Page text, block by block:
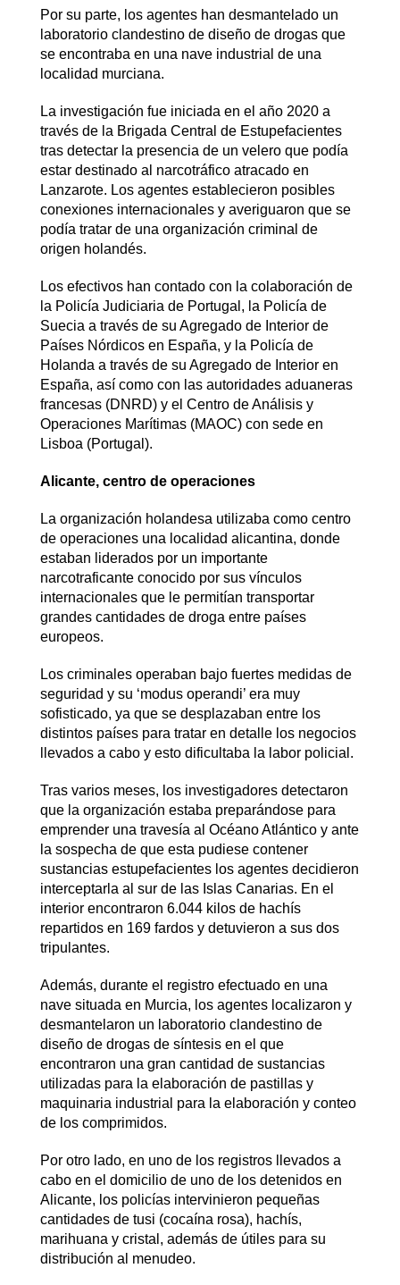
Por su parte, los agentes han desmantelado un
laboratorio clandestino de diseño de drogas que
se encontraba en una nave industrial de una
localidad murciana.
La investigación fue iniciada en el año 2020 a
través de la Brigada Central de Estupefacientes
tras detectar la presencia de un velero que podía
estar destinado al narcotráfico atracado en
Lanzarote. Los agentes establecieron posibles
conexiones internacionales y averiguaron que se
podía tratar de una organización criminal de
origen holandés.
Los efectivos han contado con la colaboración de
la Policía Judiciaria de Portugal, la Policía de
Suecia a través de su Agregado de Interior de
Países Nórdicos en España, y la Policía de
Holanda a través de su Agregado de Interior en
España, así como con las autoridades aduaneras
francesas (DNRD) y el Centro de Análisis y
Operaciones Marítimas (MAOC) con sede en
Lisboa (Portugal).
Alicante, centro de operaciones
La organización holandesa utilizaba como centro
de operaciones una localidad alicantina, donde
estaban liderados por un importante
narcotraficante conocido por sus vínculos
internacionales que le permitían transportar
grandes cantidades de droga entre países
europeos.
Los criminales operaban bajo fuertes medidas de
seguridad y su ‘modus operandi’ era muy
sofisticado, ya que se desplazaban entre los
distintos países para tratar en detalle los negocios
llevados a cabo y esto dificultaba la labor policial.
Tras varios meses, los investigadores detectaron
que la organización estaba preparándose para
emprender una travesía al Océano Atlántico y ante
la sospecha de que esta pudiese contener
sustancias estupefacientes los agentes decidieron
interceptarla al sur de las Islas Canarias. En el
interior encontraron 6.044 kilos de hachís
repartidos en 169 fardos y detuvieron a sus dos
tripulantes.
Además, durante el registro efectuado en una
nave situada en Murcia, los agentes localizaron y
desmantelaron un laboratorio clandestino de
diseño de drogas de síntesis en el que
encontraron una gran cantidad de sustancias
utilizadas para la elaboración de pastillas y
maquinaria industrial para la elaboración y conteo
de los comprimidos.
Por otro lado, en uno de los registros llevados a
cabo en el domicilio de uno de los detenidos en
Alicante, los policías intervinieron pequeñas
cantidades de tusi (cocaína rosa), hachís,
marihuana y cristal, además de útiles para su
distribución al menudeo.